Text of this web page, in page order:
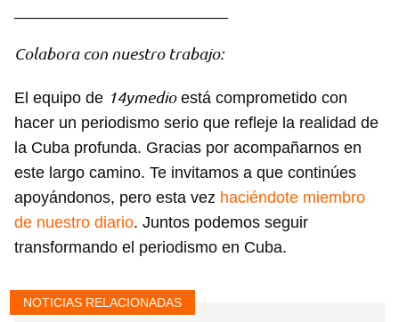
Colabora con nuestro trabajo:
El equipo de 14ymedioestá comprometido con
hacer un periodismo serio que refleje la realidad de
la Cuba profunda. Gracias por acompañarnos en
este largo camino. Te invitamos a que continúes
apoyándonos, pero esta vez haciéndote miembro
de nuestro diario. Juntos podemos seguir
transformando el periodismo en Cuba.
NOTICIAS RELACIONADAS